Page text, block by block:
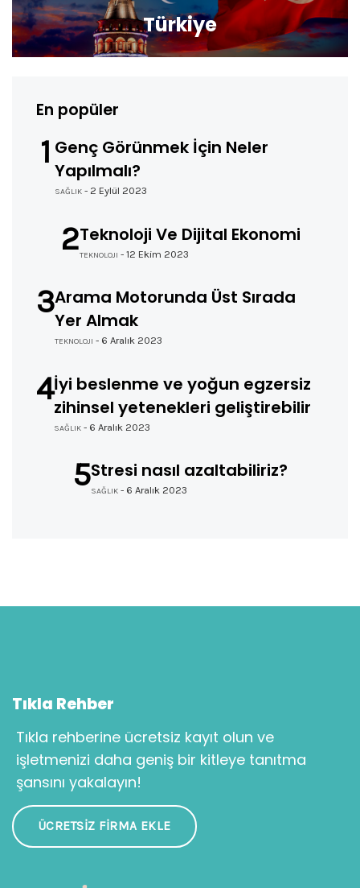
Türkiye
En popüler
1 Genç Görünmek İçin Neler
Yapılmalı?
SAĞLIK - 2 Eylül 2023
2Teknoloji Ve Dijital Ekonomi
TEKNOLOJI - 12 Ekim 2023
3Arama Motorunda Üst Sırada
Yer Almak
TEKNOLOJI - 6 Aralık 2023
4İyi beslenme ve yoğun egzersiz
zihinsel yetenekleri geliştirebilir
SAĞLIK - 6 Aralık 2023
5Stresi nasıl azaltabiliriz?
SAĞLIK - 6 Aralık 2023
Tıkla Rehber
Tıkla rehberine ücretsiz kayıt olun ve
işletmenizi daha geniş bir kitleye tanıtma
şansını yakalayın!
ÜCRETSIZ FIRMA EKLE
Beni Hatırla
Parolanızı mı unuttunuz?